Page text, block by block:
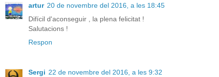
artur 20 de novembre del 2016, a les 18:45
Difícil d'aconseguir , la plena felicitat !
Salutacions !
Respon
Sergi 22 de novembre del 2016, a les 9:32